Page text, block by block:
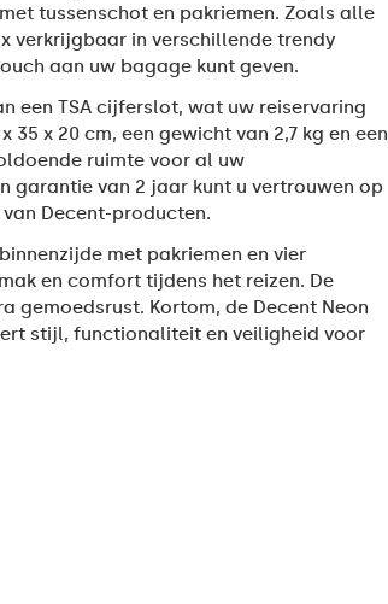
tussenschot en pakriemen. Zoals alle
verkrijgbaar in verschillende trendy
aan uw bagage kunt geven.
een TSA cijferslot, wat uw reiservaring
x 20 cm, een gewicht van 2,7 kg en een
ruimte voor al uw
garantie van 2 jaar kunt u vertrouwen op
Decent-producten.
met pakriemen en vier
en comfort tijdens het reizen. De
gemoedsrust. Kortom, de Decent Neon
stijl, functionaliteit en veiligheid voor